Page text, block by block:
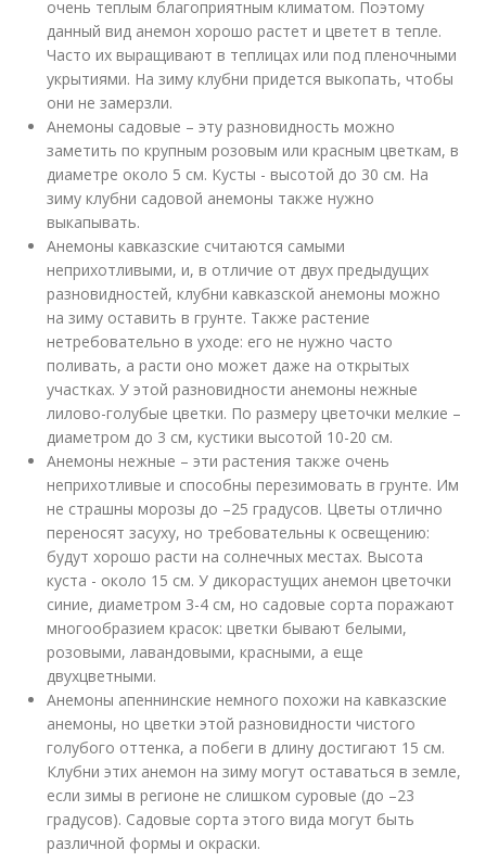
очень теплым благоприятным климатом. Поэтому
данный вид анемон хорошо растет и цветет в тепле.
Часто их выращивают в теплицах или под пленочными
укрытиями. На зиму клубни придется выкопать, чтобы
они не замерзли.
Анемоны садовые – эту разновидность можно
заметить по крупным розовым или красным цветкам, в
диаметре около 5 см. Кусты - высотой до 30 см. На
зиму клубни садовой анемоны также нужно
выкапывать.
Анемоны кавказские считаются самыми
неприхотливыми, и, в отличие от двух предыдущих
разновидностей, клубни кавказской анемоны можно
на зиму оставить в грунте. Также растение
нетребовательно в уходе: его не нужно часто
поливать, а расти оно может даже на открытых
участках. У этой разновидности анемоны нежные
лилово-голубые цветки. По размеру цветочки мелкие –
диаметром до 3 см, кустики высотой 10-20 см.
Анемоны нежные – эти растения также очень
неприхотливые и способны перезимовать в грунте. Им
не страшны морозы до –25 градусов. Цветы отлично
переносят засуху, но требовательны к освещению:
будут хорошо расти на солнечных местах. Высота
куста - около 15 см. У дикорастущих анемон цветочки
синие, диаметром 3-4 см, но садовые сорта поражают
многообразием красок: цветки бывают белыми,
розовыми, лавандовыми, красными, а еще
двухцветными.
Анемоны апеннинские немного похожи на кавказские
анемоны, но цветки этой разновидности чистого
голубого оттенка, а побеги в длину достигают 15 см.
Клубни этих анемон на зиму могут оставаться в земле,
если зимы в регионе не слишком суровые (до –23
градусов). Садовые сорта этого вида могут быть
различной формы и окраски.